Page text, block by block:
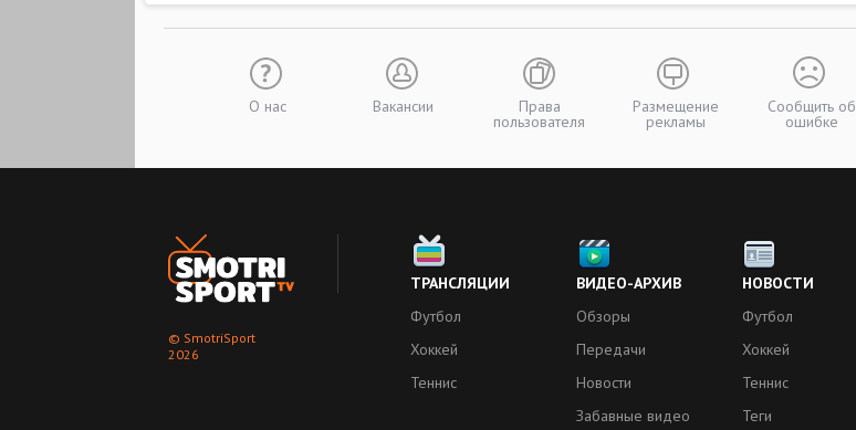
О нас Вакансии Права
пользователя
Размещение
рекламы
Сообщить об
ошибке
© SmotriSport
2026
ТРАНСЛЯЦИИ
Футбол
Хоккей
Теннис
ВИДЕО-АРХИВ
Обзоры
Передачи
Новости
Забавные видео
НОВОСТИ
Футбол
Хоккей
Теннис
Теги